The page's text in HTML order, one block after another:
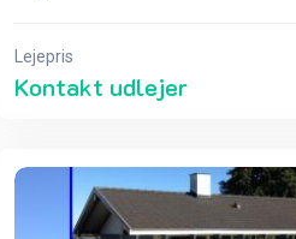
Lejepris
Kontakt udlejer